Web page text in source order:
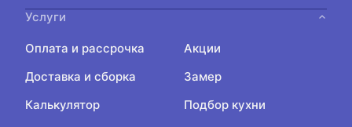
Услуги
Оплата и рассрочка
Акции
Доставка и сборка
Замер
Калькулятор
Подбор кухни